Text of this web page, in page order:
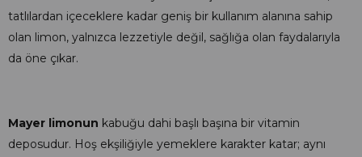
tatlılardan içeceklere kadar geniş bir kullanım alanına sahip
olan limon, yalnızca lezzetiyle değil, sağlığa olan faydalarıyla
da öne çıkar.
Mayer limonun kabuğu dahi başlı başına bir vitamin
deposudur. Hoş ekşiliğiyle yemeklere karakter katar; aynı